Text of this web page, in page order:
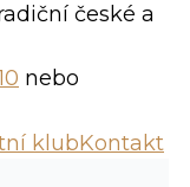
české a
nebo
klubKontakt